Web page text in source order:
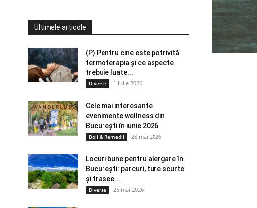
Ultimele articole
(P) Pentru cine este potrivită
termoterapia și ce aspecte
trebuie luate...
Diverse 1 iulie 2026
Cele mai interesante
evenimente wellness din
București în iunie 2026
Boli & Remedii 28 mai 2026
Locuri bune pentru alergare în
București: parcuri, ture scurte
și trasee...
Diverse 25 mai 2026